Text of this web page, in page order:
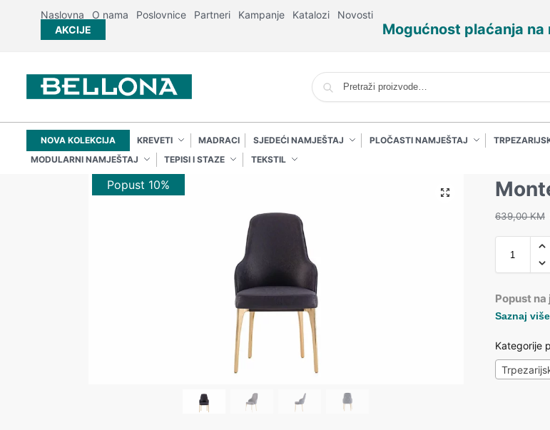
Naslovna O nama Poslovnice Partneri Kampanje Katalozi
Novosti
AKCIJE
Mogućnost plaćanja na
NOVA KOLEKCIJA KREVETI MADRACI SJEDEĆI NAMJEŠTAJ PLOČASTI NAMJEŠTAJ
MODULARNI NAMJEŠTAJ
TEPISI I STAZE TEKSTIL
Popust 10%
Popust 10%
639,00KM
Popust
Saznaj više
Kategorije